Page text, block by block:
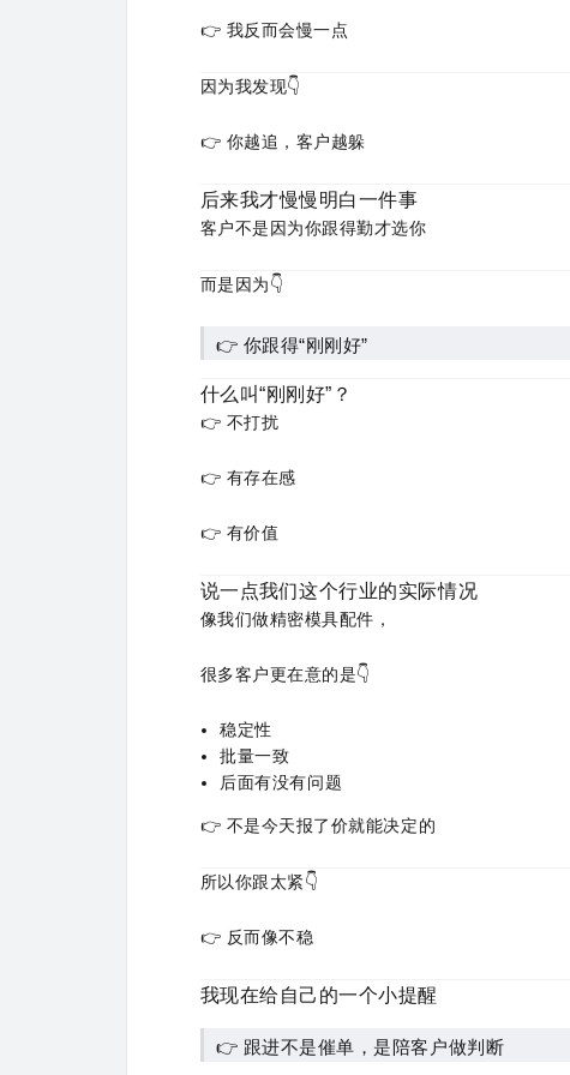
👉 我反而会慢一点
因为我发现👇
👉 你越追，客户越躲
后来我才慢慢明白一件事
客户不是因为你跟得勤才选你
而是因为👇
👉 你跟得“刚刚好”
什么叫“刚刚好”？
👉 不打扰
👉 有存在感
👉 有价值
说一点我们这个行业的实际情况
像我们做精密模具配件，
很多客户更在意的是👇
稳定性
批量一致
后面有没有问题
👉 不是今天报了价就能决定的
所以你跟太紧👇
👉 反而像不稳
我现在给自己的一个小提醒
👉 跟进不是催单，是陪客户做判断